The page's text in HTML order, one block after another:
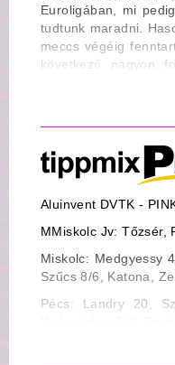
Lepattanó: 27
Gólpassz: 8 (Tenyér
Szerzett labda: 9 ill.
Euroligában, mi
tudtunk maradni.
meccs végéig
következő nagyon
2019.12.14., szombat
Aluinvent DVTK -
MMiskolc Jv: Tőzsér,
Miskolc: Medgyessy
Szűcs 8/6, Katona,
Pécs: Landry 20,